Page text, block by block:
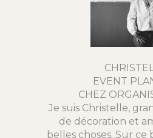
EVENT
CHEZ
Je suis Christelle,
de décoration et
belles choses. Sur ce